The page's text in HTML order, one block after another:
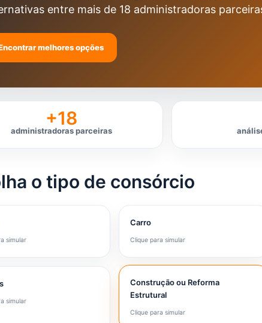
entre mais de 18 administradoras
melhores opções
+18
administradoras parceiras
o tipo de consórcio
simular
Carro
Clique para simular
simular
Construção ou Reforma
Estrutural
Clique para simular